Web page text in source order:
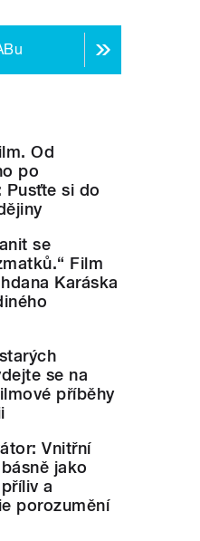
Od
po
Pusťte si do
se
Film
Karáska
se na
příběhy
Vnitřní
jako
a
porozumění